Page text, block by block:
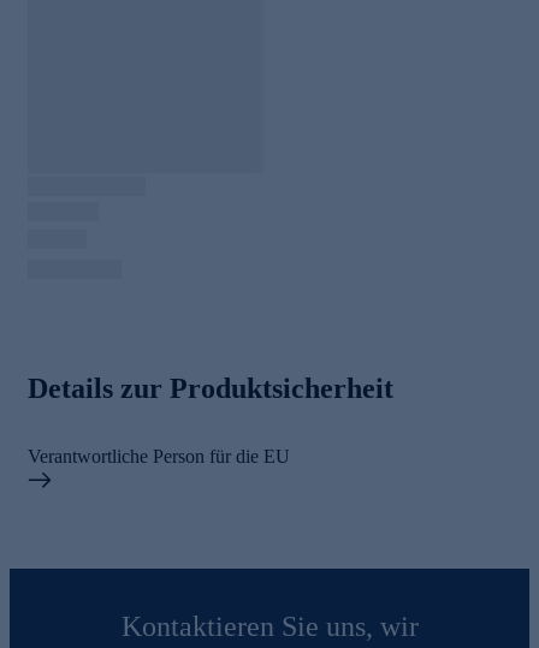
Details zur Produktsicherheit
Verantwortliche Person für die EU
Kontaktieren Sie uns, wir